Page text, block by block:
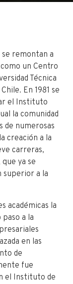
se remontan a
un Centro
Técnica
En 1981 se
el Instituto
la comunidad
de numerosas
creación a la
carreras,
ya se
superior a la
académicas la
a la
en las
de
fue
el Instituto de